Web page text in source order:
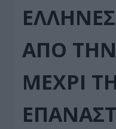
ΑΠΌ
ΜΈΧΡΙ